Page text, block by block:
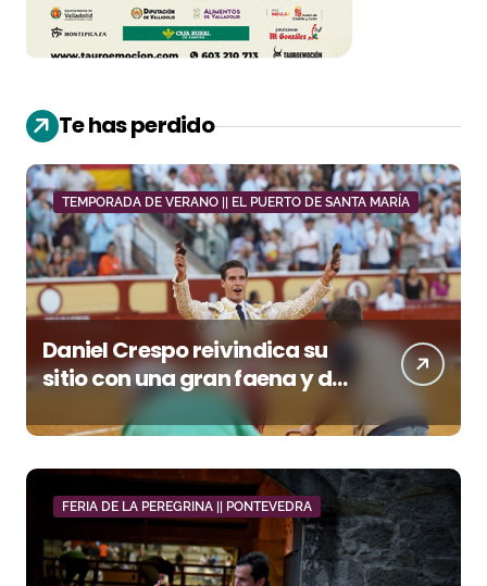
Te has perdido
TEMPORADA DE VERANO || EL PUERTO DE SANTA MARÍA
Daniel Crespo reivindica su
sitio con una gran faena y dos
FERIA DE LA PEREGRINA || PONTEVEDRA